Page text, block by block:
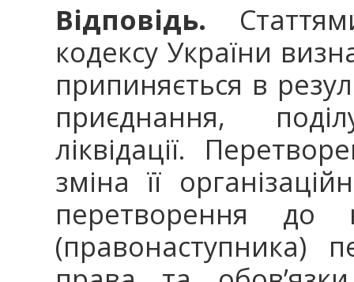
Відповідь.
кодексу України
припиняється в
приєднання,
ліквідації.
зміна її
перетворення до
(правонаступника)